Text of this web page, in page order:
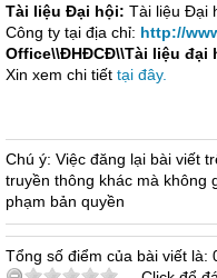
Tài liệu Đại hội: Tài liệu Đại
Công ty tại địa chỉ: http://
Office\\ĐHĐCĐ\\Tài liệu đại
Xin xem chi tiết tại đây.
Chú ý: Việc đăng lại bài viết
truyền thông khác mà không
phạm bản quyền
Tổng số điểm của bài viết là: